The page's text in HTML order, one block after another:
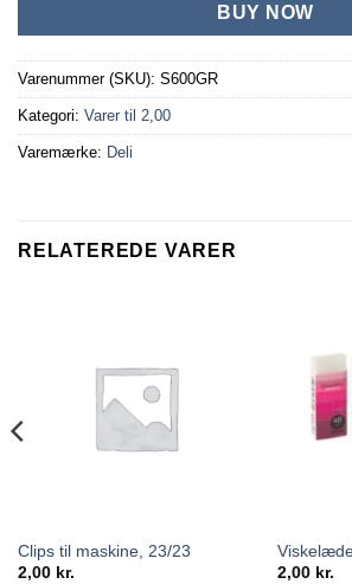
BUY NOW
Varenummer (SKU): S600GR
Kategori: Varer til 2,00
Varemærke: Deli
RELATEREDE VARER
Clips til maskine, 23/23
2,00 kr.
2,00 kr.